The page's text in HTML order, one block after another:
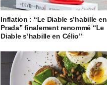
Inflation : “Le Diable s’habille en
Prada” finalement renommé “Le
Diable s’habille en Célio”